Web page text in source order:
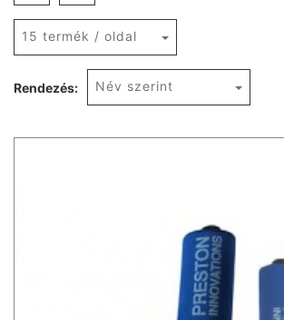
15 termék / oldal
Rendezés: Név szerint